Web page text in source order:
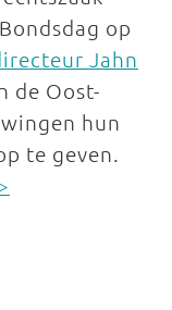
op
Jahn
de Oost-
hun
te geven.